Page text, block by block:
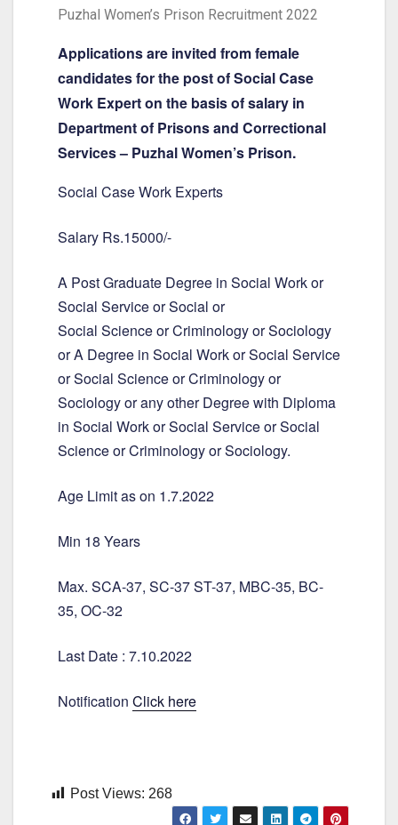
Puzhal Women’s Prison Recruitment 2022
Applications are invited from female
candidates for the post of Social Case
Work Expert on the basis of salary in
Department of Prisons and Correctional
Services – Puzhal Women’s Prison.
Social Case Work Experts
Salary Rs.15000/-
A Post Graduate Degree in Social Work or
Social Service or Social or
Social Science or Criminology or Sociology
or A Degree in Social Work or Social Service
or Social Science or Criminology or
Sociology or any other Degree with Diploma
in Social Work or Social Service or Social
Science or Criminology or Sociology.
Age Limit as on 1.7.2022
Min 18 Years
Max. SCA-37, SC-37 ST-37, MBC-35, BC-
35, OC-32
Last Date : 7.10.2022
Notification Click here
Post Views: 268